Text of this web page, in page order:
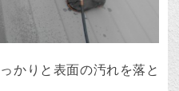
かりと表面の汚れを落と